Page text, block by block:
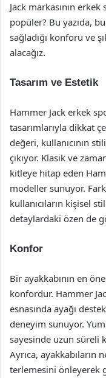
Jack markasının
popüler? Bu yazıda,
sağladığı konforu ve
alacağız.
Tasarım ve Estetik
Hammer Jack erkek
tasarımlarıyla dikkat
değeri, kullanıcının
çıkıyor. Klasik ve
kitleye hitap eden
modeller sunuyor.
kullanıcıların kişisel
detaylardaki özen de
Konfor
Bir ayakkabının en
konfordur. Hammer
esnasında ayağı
deneyim sunuyor.
sayesinde uzun süreli
Ayrıca, ayakkabıların
terlemesini önleyerek